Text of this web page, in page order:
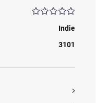
Indie
3101